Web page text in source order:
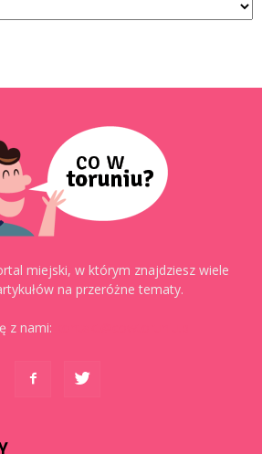
miejski, w którym znajdziesz wiele
na przeróżne tematy.
z nami: